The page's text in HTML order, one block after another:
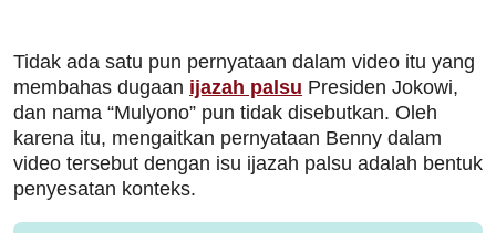
Tidak ada satu pun pernyataan dalam video itu yang
membahas dugaan ijazah palsu Presiden Jokowi,
dan nama “Mulyono” pun tidak disebutkan. Oleh
karena itu, mengaitkan pernyataan Benny dalam
video tersebut dengan isu ijazah palsu adalah bentuk
penyesatan konteks.